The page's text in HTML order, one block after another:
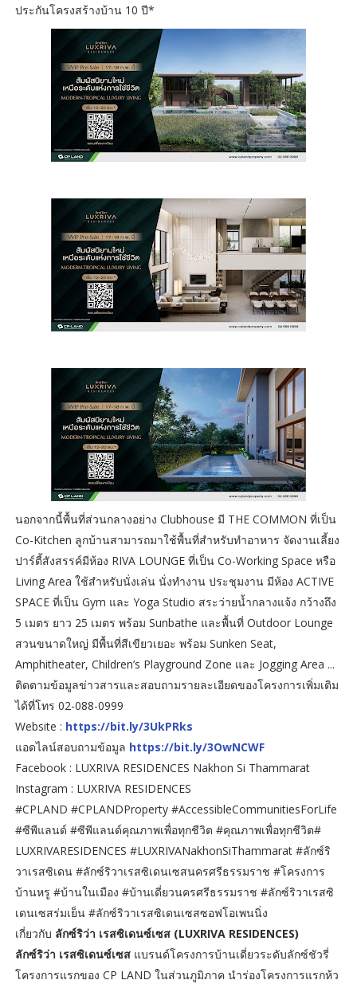
ประกันโครงสร้างบ้าน 10 ปี*
นอกจากนี้พื้นที่ส่วนกลางอย่าง Clubhouse มี THE COMMON ที่เป็น
Co-Kitchen ลูกบ้านสามารถมาใช้พื้นที่สำหรับทำอาหาร จัดงานเลี้ยง
ปาร์ตี้สังสรรค์มีห้อง RIVA LOUNGE ที่เป็น Co-Working Space หรือ
Living Area ใช้สำหรับนั่งเล่น นั่งทำงาน ประชุมงาน มีห้อง ACTIVE
SPACE ที่เป็น Gym และ Yoga Studio สระว่ายนํ้ากลางแจ้ง กว้างถึง
5 เมตร ยาว 25 เมตร พร้อม Sunbathe และพื้นที่ Outdoor Lounge
สวนขนาดใหญ่ มีพื้นที่สีเขียวเยอะ พร้อม Sunken Seat,
Amphitheater, Children’s Playground Zone และ Jogging Area ...
ติดตามข้อมูลข่าวสารและสอบถามรายละเอียดของโครงการเพิ่มเติม
ได้ที่โทร 02-088-0999
Website : https://bit.ly/3UkPRks
แอดไลน์สอบถามข้อมูล https://bit.ly/3OwNCWF
Facebook : LUXRIVA RESIDENCES Nakhon Si Thammarat
Instagram : LUXRIVA RESIDENCES
#CPLAND #CPLANDProperty #AccessibleCommunitiesForLife
#ซีพีแลนด์ #ซีพีแลนด์คุณภาพเพื่อทุกชีวิต #คุณภาพเพื่อทุกชีวิต#
LUXRIVARESIDENCES #LUXRIVANakhonSiThammarat #ลักซ์ริ
วาเรสซิเดน #ลักซ์ริวาเรสซิเดนเซสนครศรีธรรมราช #โครงการ
บ้านหรู #บ้านในเมือง #บ้านเดี่ยวนครศรีธรรมราช #ลักซ์ริวาเรสซิ
เดนเซสร่มเย็น #ลักซ์ริวาเรสซิเดนเซสซอฟโอเพนนิ่ง
เกี่ยวกับ ลักซ์ริว่า เรสซิเดนซ์เซส (LUXRIVA RESIDENCES)
ลักซ์ริว่า เรสซิเดนซ์เซส แบรนด์โครงการบ้านเดี่ยวระดับลักซ์ชัวรี่
โครงการแรกของ CP LAND ในส่วนภูมิภาค นำร่องโครงการแรกห้ว